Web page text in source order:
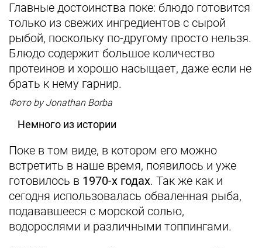
Главные достоинства поке: блюдо готовится
только из свежих ингредиентов с сырой
рыбой, поскольку по-другому просто нельзя.
Блюдо содержит большое количество
протеинов и хорошо насыщает, даже если не
брать к нему гарнир.
Фото by Jonathan Borba
Немного из истории
Поке в том виде, в котором его можно
встретить в наше время, появилось и уже
готовилось в 1970-х годах. Так же как и
сегодня использовалась обваленная рыба,
подававшееся с морской солью,
водорослями и различными топпингами.